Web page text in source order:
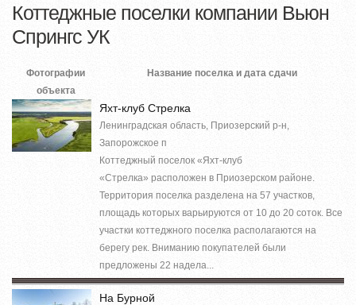
Коттеджные поселки компании Вьюн
Спрингс УК
Фотографии
объекта
Название поселка и дата сдачи
Яхт-клуб Стрелка
Ленинградская область, Приозерский р-н,
Запорожское п
Коттеджный поселок «Яхт-клуб
«Стрелка» расположен в Приозерском районе.
Территория поселка разделена на 57 участков,
площадь которых варьируются от 10 до 20 соток. Все
участки коттеджного поселка располагаются на
берегу рек. Вниманию покупателей были
предложены 22 надела...
На Бурной